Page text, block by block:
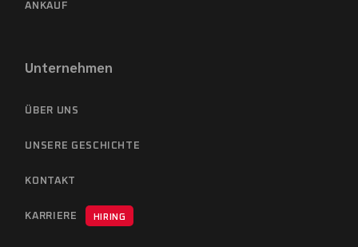
ANKAUF
Unternehmen
ÜBER UNS
UNSERE GESCHICHTE
KONTAKT
KARRIERE HIRING